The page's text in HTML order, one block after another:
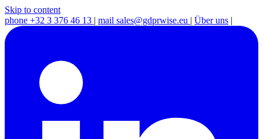
Skip to content
phone +32 3 376 46 13 | mail sales@gdprwise.eu | Über uns |